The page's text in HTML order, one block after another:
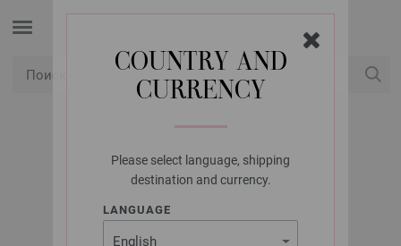
COUNTRY AND
CURRENCY
Please select language, shipping
destination and currency.
LANGUAGE
UNION KNOPF
UNION KNOPF
18001/12ММ